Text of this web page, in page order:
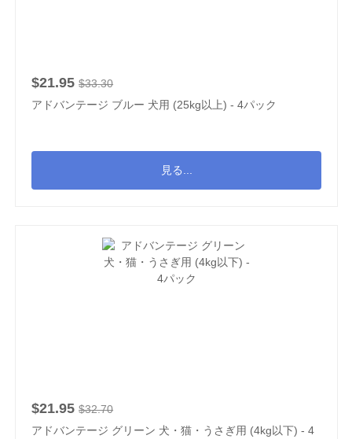
$21.95 $33.30
アドバンテージ ブルー 犬用 (25kg以上) - 4パック
見る...
$21.95 $32.70
アドバンテージ グリーン 犬・猫・うさぎ用 (4kg以下) - 4